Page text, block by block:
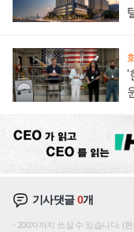
'
기사댓글0개
200자까지 쓰실 수 있습니다. (